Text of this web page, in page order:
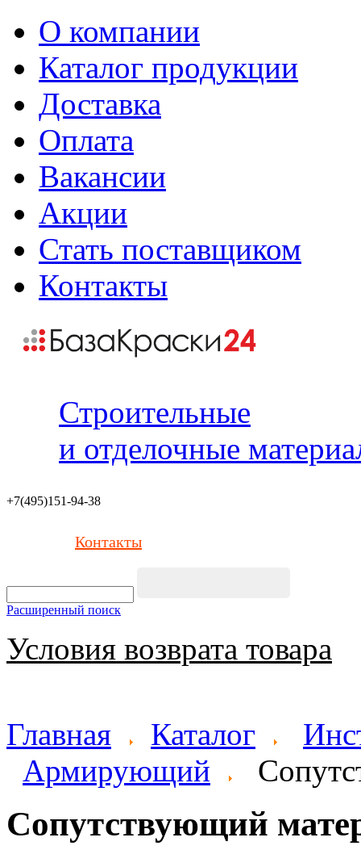
О компании
Каталог продукции
Доставка
Оплата
Вакансии
Акции
Стать поставщиком
Контакты
Строительные
и отделочные
+7(495)151-94-38
Контакты
Расширенный поиск
Условия возврата товара
Главная Каталог
Армирующий
Сопутствующий